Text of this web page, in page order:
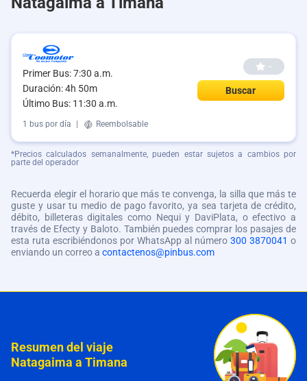
Primer Bus: 7:30 a.m.
Duración: 4h 50m
Último Bus: 11:30 a.m.
--
Buscar
1 bus por día Reembolsable
*Precios calculados semanalmente, pueden estar sujetos a cambios por
parte del operador
Recuerda elegir el horario que más te convenga, la silla que más te
guste y usar tu medio de pago favorito, ya sea tarjeta de crédito,
débito, billeteras digitales como Nequi y DaviPlata, o efectivo a
través de Efecty y Baloto. También puedes comprar los pasajes de
esta ruta escribiéndonos por WhatsApp al número 300 3870041 o
enviando un correo a contactenos@pinbus.com
Resumen del viaje
Natagaima a Timana